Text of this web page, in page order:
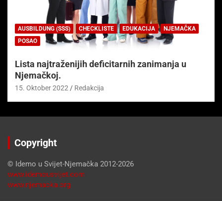
AUSBILDUNG (SSS) CHECKLISTE EDUKACIJA
NJEMAČKA
POSAO
Lista najtraženijih deficitarnih zanimanja u
Njemačkoj.
15. Oktober 2022 Redakcija
Copyright
© Idemo u Svijet-Njemačka 2012-2026
www.idemousvijet.com
www.njemacka.org